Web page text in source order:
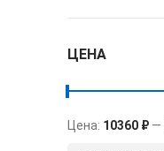
ЦЕНА
Цена: 10360 ₽ —